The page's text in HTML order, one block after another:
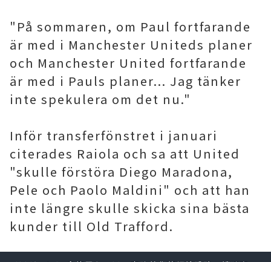
"På sommaren, om Paul fortfarande
är med i Manchester Uniteds planer
och Manchester United fortfarande
är med i Pauls planer... Jag tänker
inte spekulera om det nu."
Inför transferfönstret i januari
citerades Raiola och sa att United
"skulle förstöra Diego Maradona,
Pele och Paolo Maldini" och att han
inte längre skulle skicka sina bästa
kunder till Old Trafford.